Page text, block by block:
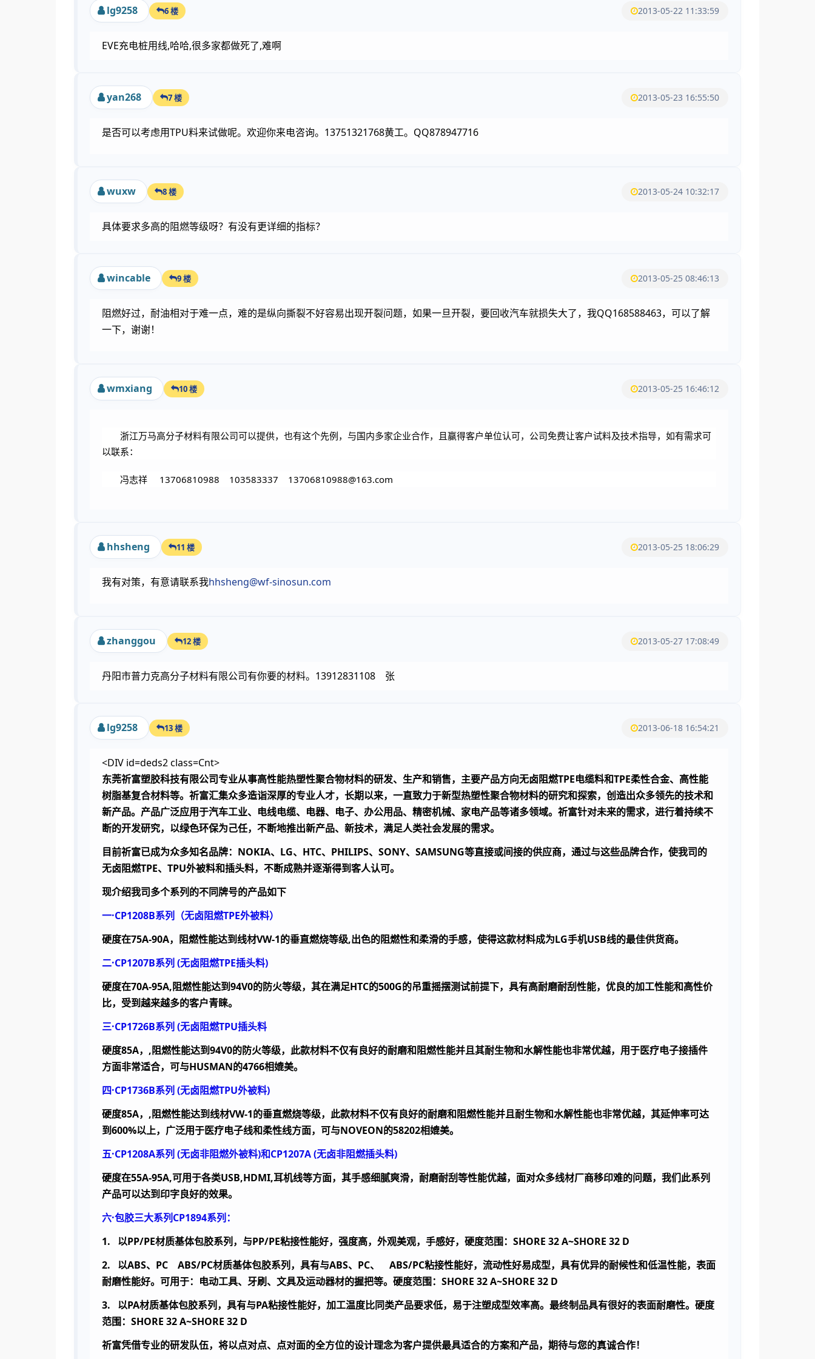
lg9258 6 楼 2013-05-22 11:33:59
EVE充电桩用线,哈哈,很多家都做死了,难啊
yan268 7 楼 2013-05-23 16:55:50
是否可以考虑用TPU料来试做呢。欢迎你来电咨询。13751321768黄工。QQ878947716
wuxw 8 楼 2013-05-24 10:32:17
具体要求多高的阻燃等级呀？有没有更详细的指标？
wincable 9 楼 2013-05-25 08:46:13
阻燃好过，耐油相对于难一点，难的是纵向撕裂不好容易出现开裂问题，如果一旦开裂，要回收汽车就损失大了，我QQ168588463，可以了解
一下，谢谢！
wmxiang 10 楼 2013-05-25 16:46:12
浙江万马高分子材料有限公司可以提供，也有这个先例，与国内多家企业合作，且赢得客户单位认可，公司免费让客户试料及技术指导，如有需求可
以联系：
冯志祥 13706810988 103583337 13706810988@163.com
hhsheng 11 楼 2013-05-25 18:06:29
我有对策，有意请联系我hhsheng@wf-sinosun.com
zhanggou 12 楼 2013-05-27 17:08:49
丹阳市普力克高分子材料有限公司有你要的材料。13912831108 张
lg9258 13 楼 2013-06-18 16:54:21
<DIV id=deds2 class=Cnt>
东莞祈富塑胶科技有限公司专业从事高性能热塑性聚合物材料的研发、生产和销售，主要产品方向无卤阻燃TPE电缆料和TPE柔性合金、高性能
树脂基复合材料等。祈富汇集众多造诣深厚的专业人才，长期以来，一直致力于新型热塑性聚合物材料的研究和探索，创造出众多领先的技术和
新产品。产品广泛应用于汽车工业、电线电缆、电器、电子、办公用品、精密机械、家电产品等诸多领域。祈富针对未来的需求，进行着持续不
断的开发研究，以绿色环保为己任，不断地推出新产品、新技术，满足人类社会发展的需求。
目前祈富已成为众多知名品牌：NOKIA、LG、HTC、PHILIPS、SONY、SAMSUNG等直接或间接的供应商，通过与这些品牌合作，使我司的
无卤阻燃TPE、TPU外被料和插头料，不断成熟并逐渐得到客人认可。
现介绍我司多个系列的不同牌号的产品如下
一·CP1208B系列（无卤阻燃TPE外被料）
硬度在75A-90A，阻燃性能达到线材VW-1的垂直燃烧等级,出色的阻燃性和柔滑的手感，使得这款材料成为LG手机USB线的最佳供货商。
二·CP1207B系列 (无卤阻燃TPE插头料)
硬度在70A-95A,阻燃性能达到94V0的防火等级，其在满足HTC的500G的吊重摇摆测试前提下，具有高耐磨耐刮性能，优良的加工性能和高性价
比，受到越来越多的客户青睐。
三·CP1726B系列 (无卤阻燃TPU插头料
硬度85A， ,阻燃性能达到94V0的防火等级，此款材料不仅有良好的耐磨和阻燃性能并且其耐生物和水解性能也非常优越，用于医疗电子接插件
方面非常适合，可与HUSMAN的4766相媲美。
四·CP1736B系列 (无卤阻燃TPU外被料)
硬度85A， ,阻燃性能达到线材VW-1的垂直燃烧等级，此款材料不仅有良好的耐磨和阻燃性能并且耐生物和水解性能也非常优越，其延伸率可达
到600%以上，广泛用于医疗电子线和柔性线方面，可与NOVEON的58202相媲美。
五·CP1208A系列 (无卤非阻燃外被料)和CP1207A (无卤非阻燃插头料)
硬度在55A-95A,可用于各类USB,HDMI,耳机线等方面，其手感细腻爽滑，耐磨耐刮等性能优越，面对众多线材厂商移印难的问题，我们此系列
产品可以达到印字良好的效果。
六·包胶三大系列CP1894系列：
1.
以PP/PE材质基体包胶系列，与PP/PE粘接性能好，强度高，外观美观，手感好，硬度范围： SHORE 32 A~SHORE 32 D
2.
以ABS、 PC ABS/PC材质基体包胶系列，具有与ABS、 PC、 ABS/PC粘接性能好，流动性好易成型，具有优异的耐候性和低温性能，表面
耐磨性能好。可用于：电动工具、牙刷、文具及运动器材的握把等。硬度范围： SHORE 32 A~SHORE 32 D
3.
以PA材质基体包胶系列，具有与PA粘接性能好，加工温度比同类产品要求低，易于注塑成型效率高。最终制品具有很好的表面耐磨性。硬度
范围： SHORE 32 A~SHORE 32 D
祈富凭借专业的研发队伍，将以点对点、点对面的全方位的设计理念为客户提供最具适合的方案和产品，期待与您的真诚合作！